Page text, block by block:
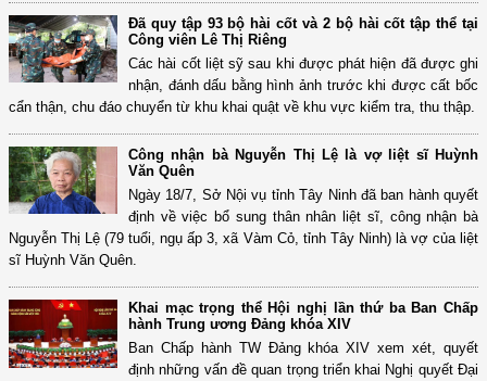
Đã quy tập 93 bộ hài cốt và 2 bộ hài cốt tập thể tại
Công viên Lê Thị Riêng
Các hài cốt liệt sỹ sau khi được phát hiện đã được ghi
nhận, đánh dấu bằng hình ảnh trước khi được cất bốc
cẩn thận, chu đáo chuyển từ khu khai quật về khu vực kiểm tra, thu thập.
Công nhận bà Nguyễn Thị Lệ là vợ liệt sĩ Huỳnh
Văn Quên
Ngày 18/7, Sở Nội vụ tỉnh Tây Ninh đã ban hành quyết
định về việc bổ sung thân nhân liệt sĩ, công nhận bà
Nguyễn Thị Lệ (79 tuổi, ngụ ấp 3, xã Vàm Cỏ, tỉnh Tây Ninh) là vợ của liệt
sĩ Huỳnh Văn Quên.
Khai mạc trọng thể Hội nghị lần thứ ba Ban Chấp
hành Trung ương Đảng khóa XIV
Ban Chấp hành TW Đảng khóa XIV xem xét, quyết
định những vấn đề quan trọng triển khai Nghị quyết Đại